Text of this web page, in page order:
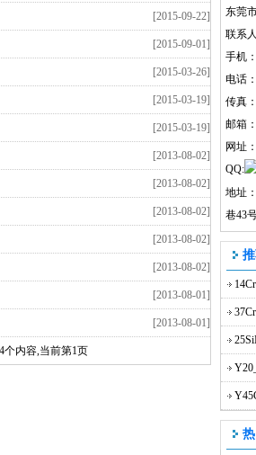
[2015-09-22]
[2015-09-01]
[2015-03-26]
[2015-03-19]
[2015-03-19]
[2013-08-02]
[2013-08-02]
[2013-08-02]
[2013-08-02]
[2013-08-02]
[2013-08-01]
[2013-08-01]
个内容,当前第1页
东莞
联系
手机
电话
传真
邮箱：
网址：
QQ:
地址
巷43